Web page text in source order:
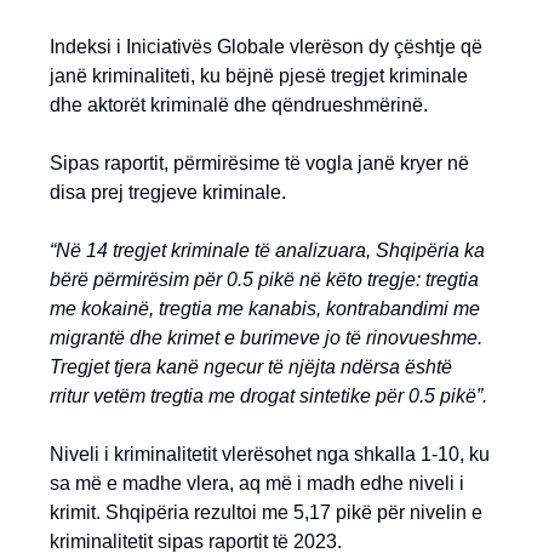
Indeksi i Iniciativës Globale vlerëson dy çështje që
janë kriminaliteti, ku bëjnë pjesë tregjet kriminale
dhe aktorët kriminalë dhe qëndrueshmërinë.
Sipas raportit, përmirësime të vogla janë kryer në
disa prej tregjeve kriminale.
“Në 14 tregjet kriminale të analizuara, Shqipëria ka
bërë përmirësim për 0.5 pikë në këto tregje: tregtia
me kokainë, tregtia me kanabis, kontrabandimi me
migrantë dhe krimet e burimeve jo të rinovueshme.
Tregjet tjera kanë ngecur të njëjta ndërsa është
rritur vetëm tregtia me drogat sintetike për 0.5 pikë”.
Niveli i kriminalitetit vlerësohet nga shkalla 1-10, ku
sa më e madhe vlera, aq më i madh edhe niveli i
krimit. Shqipëria rezultoi me 5,17 pikë për nivelin e
kriminalitetit sipas raportit të 2023.